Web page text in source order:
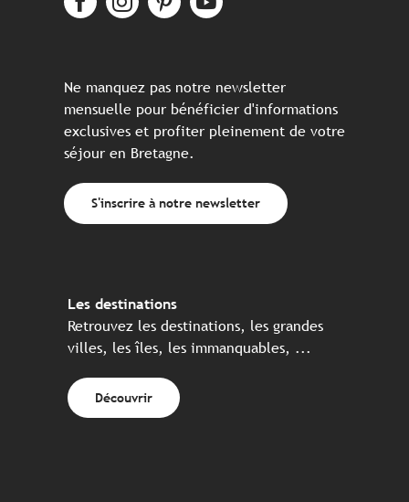
Ne manquez pas notre newsletter
mensuelle pour bénéficier d'informations
exclusives et profiter pleinement de votre
séjour en Bretagne.
S'inscrire à notre newsletter
Les destinations
Retrouvez les destinations, les grandes
villes, les îles, les immanquables, ...
Découvrir